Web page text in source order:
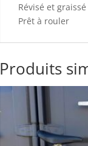
Révisé et graissé
Prêt à rouler
Produits